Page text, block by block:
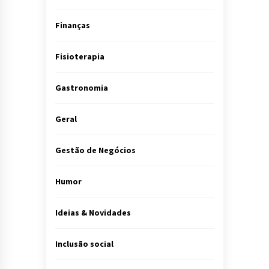
Finanças
Fisioterapia
Gastronomia
Geral
Gestão de Negócios
Humor
Ideias & Novidades
Inclusão social